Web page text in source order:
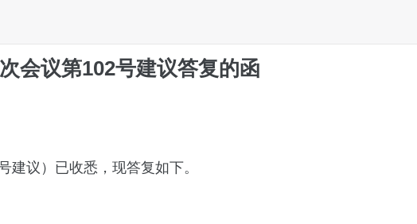
会议第102号建议答复的函
议）已收悉，现答复如下。